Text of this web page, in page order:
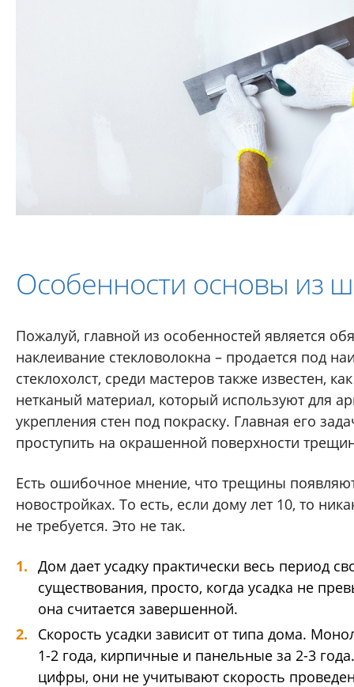
Особенности основы из
Пожалуй, главной из особенностей является
наклеивание стекловолокна – продается под
стеклохолст, среди мастеров также известен,
нетканый материал, который используют для
укрепления стен под покраску. Главная его
проступить на окрашенной поверхности
Есть ошибочное мнение, что трещины
новостройках. То есть, если дому лет 10, то
не требуется. Это не так.
Дом дает усадку практически весь период
существования, просто, когда усадка не
она считается завершенной.
Скорость усадки зависит от типа дома.
1-2 года, кирпичные и панельные за 2-3
цифры, они не учитывают скорость